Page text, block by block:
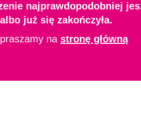
najprawdopodobniej
już się zakończyła.
na stronę główną